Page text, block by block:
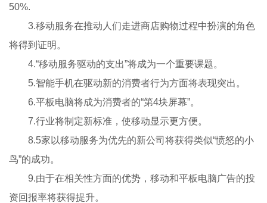
50%.
3.移动服务在推动人们走进商店购物过程中扮演的角色
将得到证明。
4.“移动服务驱动的支出”将成为一个重要课题。
5.智能手机在驱动新的消费者行为方面将表现突出。
6.平板电脑将成为消费者的“第4块屏幕”。
7.行业将制定新标准，使移动显示更方便。
8.5家以移动服务为优先的新公司将获得类似“愤怒的小
鸟”的成功。
9.由于在相关性方面的优势，移动和平板电脑广告的投
资回报率将获得提升。